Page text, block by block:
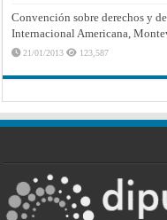
Convención sobre derechos y
Internacional Americana,
21/01/2013 123,587